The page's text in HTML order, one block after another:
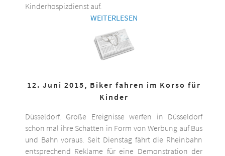
Kinderhospizdienst auf.
WEITERLESEN
12. Juni 2015, Biker fahren im Korso für
Kinder
Düsseldorf. Große Ereignisse werfen in Düsseldorf
schon mal ihre Schatten in Form von Werbung auf Bus
und Bahn voraus. Seit Dienstag fährt die Rheinbahn
entsprechend Reklame für eine Demonstration der